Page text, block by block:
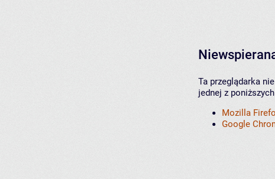
Ta przeglądarka
jednej z
Mozilla
Google